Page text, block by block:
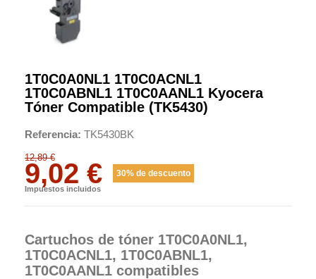
1T0C0A0NL1 1T0C0ACNL1
1T0C0ABNL1 1T0C0AANL1 Kyocera
Tóner Compatible (TK5430)
Referencia TK5430BK
12,89 €
9,02 € 30% de descuento
Impuestos incluidos
Cartuchos de tóner 1T0C0A0NL1,
1T0C0ACNL1, 1T0C0ABNL1,
1T0C0AANL1 compatibles